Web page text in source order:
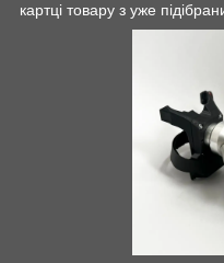
картці товару з уже